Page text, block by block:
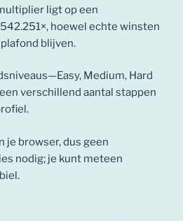
ligt op een
hoewel echte winsten
blijven.
Medium, Hard
verschillend aantal stappen
je browser, dus geen
nodig; je kunt meteen